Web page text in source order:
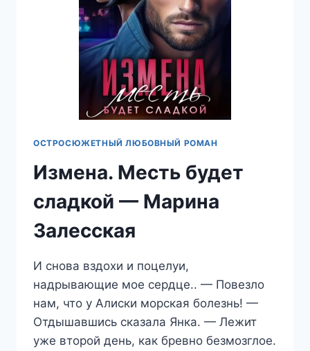
ОСТРОСЮЖЕТНЫЙ ЛЮБОВНЫЙ РОМАН
Измена. Месть будет
сладкой — Марина
Залесская
И снова вздохи и поцелуи,
надрывающие мое сердце.. — Повезло
нам, что у Алиски морская болезнь! —
Отдышавшись сказала Янка. — Лежит
уже второй день, как бревно безмозглое.